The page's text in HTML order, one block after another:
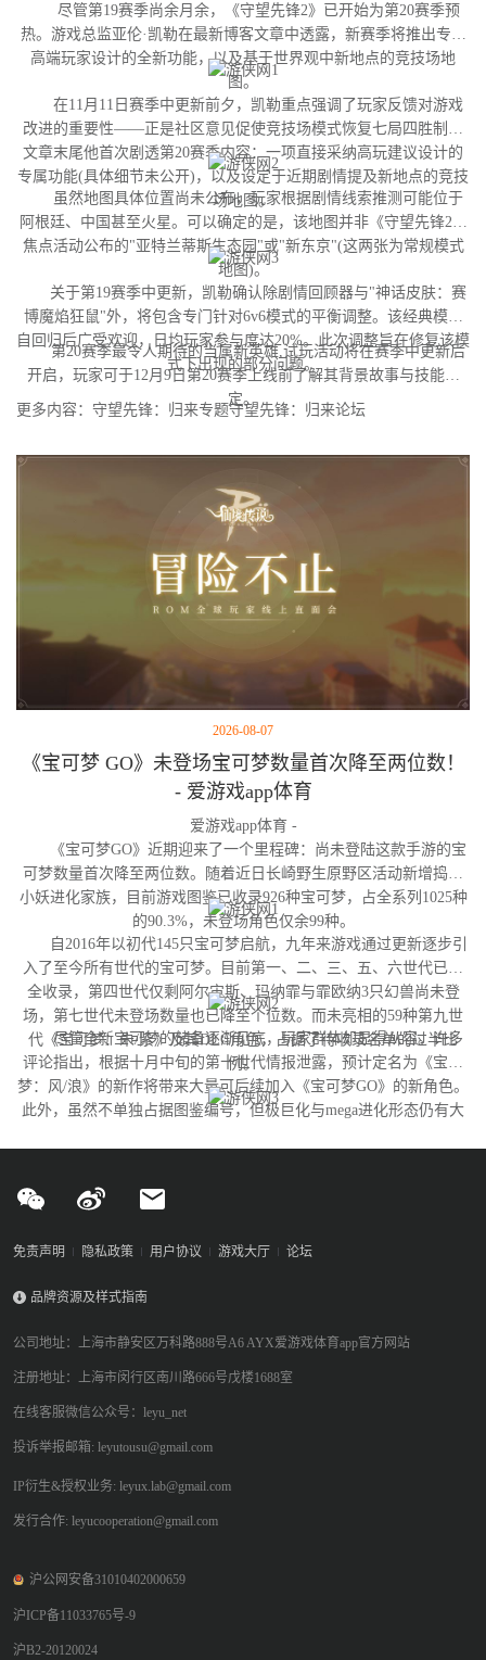
尽管第19赛季尚余月余，《守望先锋2》已开始为第20赛季预
热。游戏总监亚伦·凯勒在最新博客文章中透露，新赛季将推出专为
高端玩家设计的全新功能，以及基于世界观中新地点的竞技场地
图。
在11月11日赛季中更新前夕，凯勒重点强调了玩家反馈对游戏
改进的重要性——正是社区意见促使竞技场模式恢复七局四胜制。
文章末尾他首次剧透第20赛季内容：一项直接采纳高玩建议设计的
专属功能(具体细节未公开)，以及设定于近期剧情提及新地点的竞技
场地图。
虽然地图具体位置尚未公布，玩家根据剧情线索推测可能位于
阿根廷、中国甚至火星。可以确定的是，该地图并非《守望先锋2》
焦点活动公布的"亚特兰蒂斯生态园"或"新东京"(这两张为常规模式
地图)。
关于第19赛季中更新，凯勒确认除剧情回顾器与"神话皮肤：赛
博魔焰狂鼠"外，将包含专门针对6v6模式的平衡调整。该经典模式
自回归后广受欢迎，日均玩家参与度达20%。此次调整旨在修复该模
式下出现的部分问题。
第20赛季最令人期待的当属新英雄,试玩活动将在赛季中更新后
开启，玩家可于12月9日第20赛季上线前了解其背景故事与技能设
定。
更多内容：守望先锋：归来专题守望先锋：归来论坛
2026-08-07
《宝可梦 GO》未登场宝可梦数量首次降至两位数！
- 爱游戏app体育
爱游戏app体育 -
《宝可梦GO》近期迎来了一个里程碑：尚未登陆这款手游的宝
可梦数量首次降至两位数。随着近日长崎野生原野区活动新增捣蛋
小妖进化家族，目前游戏图鉴已收录926种宝可梦，占全系列1025种
的90.3%，未登场角色仅余99种。
自2016年以初代145只宝可梦启航，九年来游戏通过更新逐步引
入了至今所有世代的宝可梦。目前第一、二、三、五、六世代已完
全收录，第四世代仅剩阿尔宙斯、玛纳霏与霏欧纳3只幻兽尚未登
场，第七世代未登场数量也已降至个位数。而未亮相的59种第九世
代《宝可梦：朱/紫》及其DLC角色，占据了待收录名单的过半比
例。
尽管全新宝可梦的储备逐渐见底，玩家群体却显得从容。许多
评论指出，根据十月中旬的第十世代情报泄露，预计定名为《宝可
梦：风/浪》的新作将带来大量可后续加入《宝可梦GO》的新角色。
此外，虽然不单独占据图鉴编号，但极巨化与mega进化形态仍有大
免责声明 隐私政策 用户协议 游戏大厅 论坛
品牌资源及样式指南
公司地址：上海市静安区万科路888号A6 AYX爱游戏体育app官方网站
注册地址：上海市闵行区南川路666号戊楼1688室
在线客服微信公众号：leyu_net
投诉举报邮箱: leyutousu@gmail.com
IP衍生&授权业务: leyux.lab@gmail.com
发行合作: leyucooperation@gmail.com
沪公网安备31010402000659
沪ICP备11033765号-9
沪B2-20120024